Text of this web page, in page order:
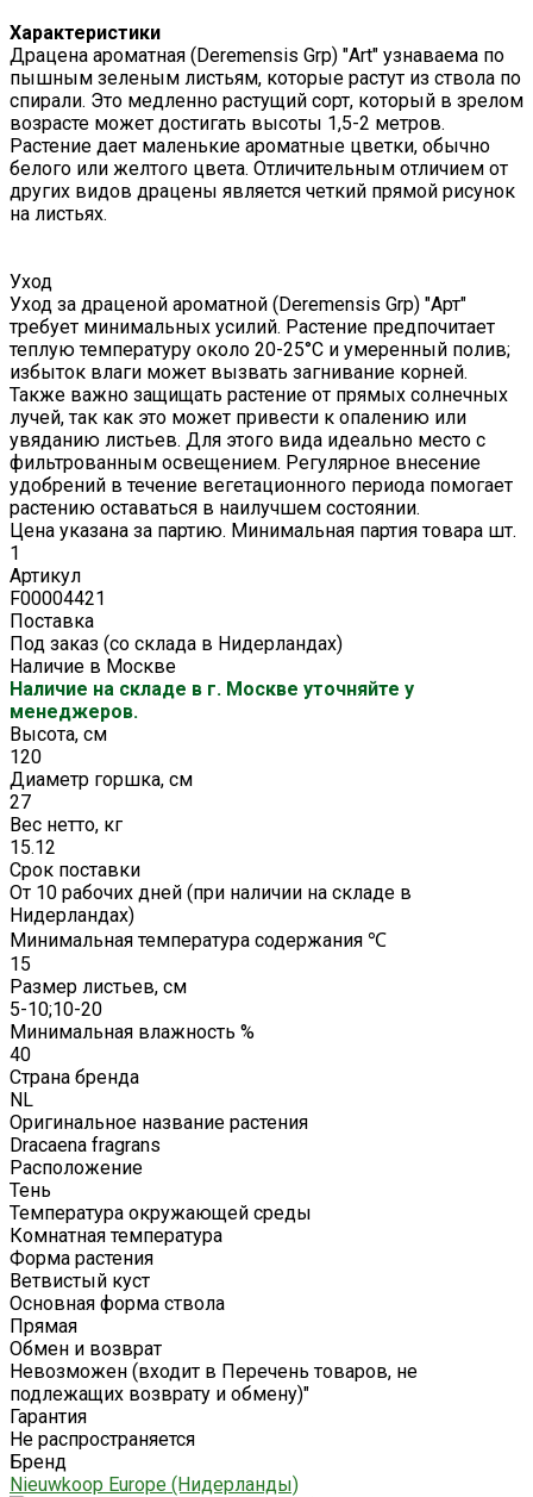
Характеристики
Драцена ароматная (Deremensis Grp) "Art" узнаваема по
пышным зеленым листьям, которые растут из ствола по
спирали. Это медленно растущий сорт, который в зрелом
возрасте может достигать высоты 1,5-2 метров.
Растение дает маленькие ароматные цветки, обычно
белого или желтого цвета. Отличительным отличием от
других видов драцены является четкий прямой рисунок
на листьях.
Уход
Уход за драценой ароматной (Deremensis Grp) "Арт"
требует минимальных усилий. Растение предпочитает
теплую температуру около 20-25°C и умеренный полив;
избыток влаги может вызвать загнивание корней.
Также важно защищать растение от прямых солнечных
лучей, так как это может привести к опалению или
увяданию листьев. Для этого вида идеально место с
фильтрованным освещением. Регулярное внесение
удобрений в течение вегетационного периода помогает
растению оставаться в наилучшем состоянии.
Цена указана за партию. Минимальная партия товара шт.
1
Артикул
F00004421
Поставка
Под заказ (со склада в Нидерландах)
Наличие в Москве
Наличие на складе в г. Москве уточняйте у
менеджеров.
Высота, см
120
Диаметр горшка, см
27
Вес нетто, кг
15.12
Срок поставки
От 10 рабочих дней (при наличии на складе в
Нидерландах)
Минимальная температура содержания ℃
15
Размер листьев, см
5-10;10-20
Минимальная влажность %
40
Страна бренда
NL
Оригинальное название растения
Dracaena fragrans
Расположение
Тень
Температура окружающей среды
Комнатная температура
Форма растения
Ветвистый куст
Основная форма ствола
Прямая
Обмен и возврат
Невозможен (входит в Перечень товаров, не
подлежащих возврату и обмену)"
Гарантия
Не распространяется
Бренд
Nieuwkoop Europe (Нидерланды)